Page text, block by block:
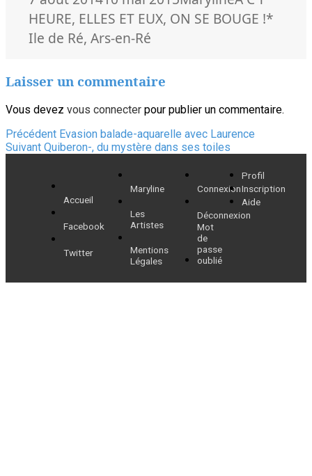
le
HEURE, ELLES ET EUX, ON SE BOUGE !Mots-
*
Ile de Ré,Ars-en-Ré
Laisser un commentaire
Vous devez vous connecter pour publier un commentaire.
Navigation
de
l’article
Précédent Article
précédent :
Evasion balade-aquarelle avec Laurence
Suivant Article
Quiberon-, du mystère dans ses toiles
Accueil
Facebook
Twitter
Maryline
Les
Artistes
Mentions
Légales
Connexion
Déconnexion
Mot
de
passe
oublié
Profil
Inscription
Aide